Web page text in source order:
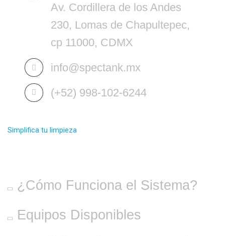
Av. Cordillera de los Andes
230, Lomas de Chapultepec,
cp 11000, CDMX
info@spectank.mx
(+52) 998-102-6244
Simplifica tu limpieza
¿Cómo Funciona el Sistema?
Equipos Disponibles